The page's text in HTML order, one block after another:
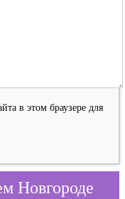
в этом браузере для
Новгороде